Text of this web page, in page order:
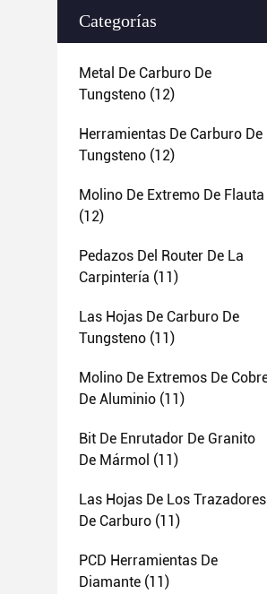
Categorías
Metal De Carburo De
Tungsteno (12)
Herramientas De Carburo De
Tungsteno (12)
Molino De Extremo De Flauta
(12)
Pedazos Del Router De La
Carpintería (11)
Las Hojas De Carburo De
Tungsteno (11)
Molino De Extremos De
De Aluminio (11)
Bit De Enrutador De Granito
De Mármol (11)
Las Hojas De Los Trazadores
De Carburo (11)
PCD Herramientas De
Diamante (11)